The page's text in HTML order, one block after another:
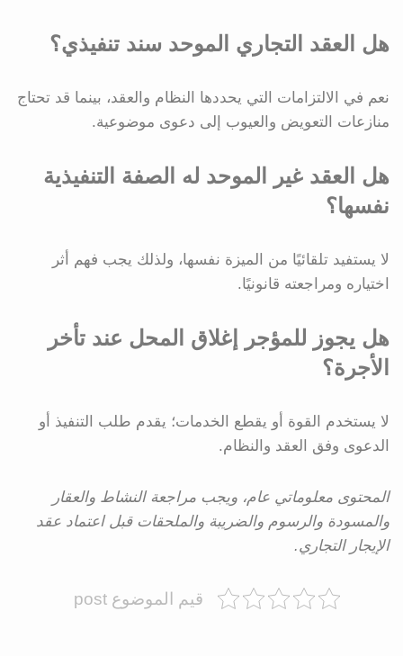
هل العقد التجاري الموحد سند تنفيذي؟
نعم في الالتزامات التي يحددها النظام والعقد، بينما قد تحتاج
منازعات التعويض والعيوب إلى دعوى موضوعية.
هل العقد غير الموحد له الصفة التنفيذية
نفسها؟
لا يستفيد تلقائيًا من الميزة نفسها، ولذلك يجب فهم أثر
اختياره ومراجعته قانونيًا.
هل يجوز للمؤجر إغلاق المحل عند تأخر
الأجرة؟
لا يستخدم القوة أو يقطع الخدمات؛ يقدم طلب التنفيذ أو
الدعوى وفق العقد والنظام.
المحتوى معلوماتي عام، ويجب مراجعة النشاط والعقار
والمسودة والرسوم والضريبة والملحقات قبل اعتماد عقد
الإيجار التجاري.
قيم الموضوع post